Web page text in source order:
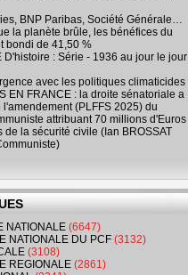
BNP Paribas, Société Générale…
la planète brûle, les bénéfices du
bondi de 41,50 %
D'histoire : Série - 1936 au jour le jour
avec les politiques climaticides
EN FRANCE : la droite sénatoriale a
l'amendement (PLFFS 2025) du
attribuant 70 millions d'Euros
de la sécurité civile (Ian BROSSAT
NATIONALE (6647)
NATIONALE DU PCF (3132)
(3108)
REGIONALE (2861)